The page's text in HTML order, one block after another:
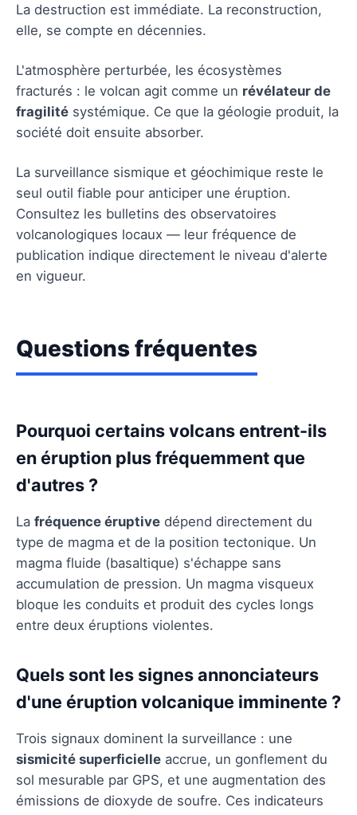
La destruction est immédiate. La reconstruction,
elle, se compte en décennies.
L'atmosphère perturbée, les écosystèmes
fracturés : le volcan agit comme un révélateur de
fragilité systémique. Ce que la géologie produit, la
société doit ensuite absorber.
La surveillance sismique et géochimique reste le
seul outil fiable pour anticiper une éruption.
Consultez les bulletins des observatoires
volcanologiques locaux — leur fréquence de
publication indique directement le niveau d'alerte
en vigueur.
Questions fréquentes
Pourquoi certains volcans entrent-ils
en éruption plus fréquemment que
d'autres ?
La fréquence éruptive dépend directement du
type de magma et de la position tectonique. Un
magma fluide (basaltique) s'échappe sans
accumulation de pression. Un magma visqueux
bloque les conduits et produit des cycles longs
entre deux éruptions violentes.
Quels sont les signes annonciateurs
d'une éruption volcanique imminente ?
Trois signaux dominent la surveillance : une
sismicité superficielle accrue, un gonflement du
sol mesurable par GPS, et une augmentation des
émissions de dioxyde de soufre. Ces indicateurs